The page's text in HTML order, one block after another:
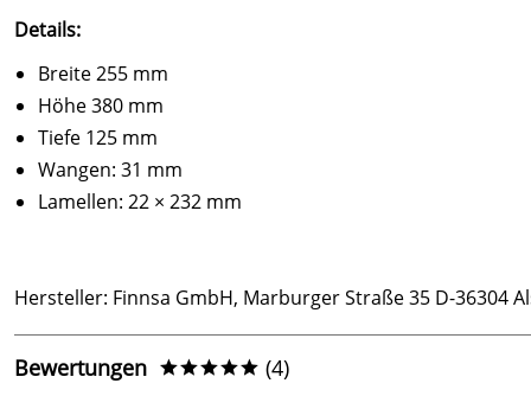
Details:
Breite 255 mm
Höhe 380 mm
Tiefe 125 mm
Wangen: 31 mm
Lamellen: 22 × 232 mm
Hersteller: Finnsa GmbH, Marburger Straße 35 D-36304
Bewertungen ***** (4)